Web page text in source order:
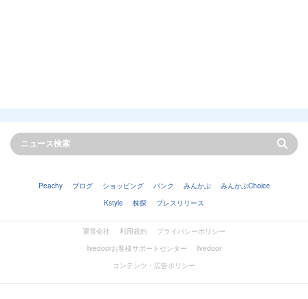
Peachy ブログ ショッピング バンク みんかぶ
みんかぶChoice
Kstyle
株探 プレスリリース
運営会社 利用規約
プライバシーポリシー
livedoorお客様サポートセンター
livedoor
コンテンツ・広告ポリシー